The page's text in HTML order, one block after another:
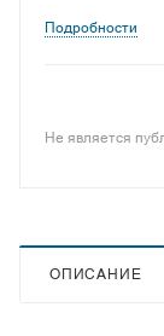
Подробности
Не является
ОПИСАНИЕ